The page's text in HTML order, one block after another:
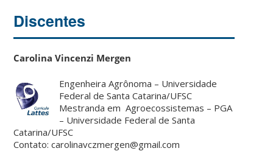
Discentes
Carolina Vincenzi Mergen
Engenheira Agrônoma – Universidade
Federal de Santa Catarina/UFSC
Mestranda em Agroecossistemas – PGA
– Universidade Federal de Santa
Catarina/UFSC
Contato: carolinavczmergen@gmail.com